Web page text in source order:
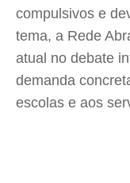
compulsivos e
tema, a Rede
atual no debate
demanda
escolas e aos